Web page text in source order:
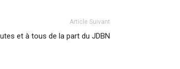
Article Suivant
et à tous de la part du JDBN